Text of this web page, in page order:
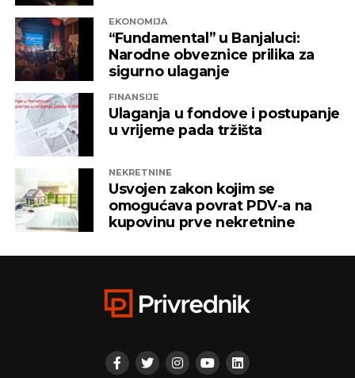
EKONOMIJA
“Fundamental” u Banjaluci:
Narodne obveznice prilika za
sigurno ulaganje
FINANSIJE
Ulaganja u fondove i postupanje
u vrijeme pada tržišta
NEKRETNINE
Usvojen zakon kojim se
omogućava povrat PDV-a na
kupovinu prve nekretnine